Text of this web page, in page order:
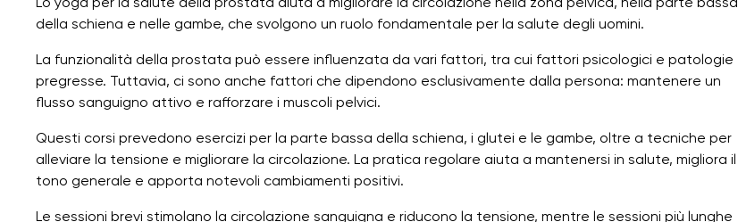
della schiena e nelle gambe, che svolgono un ruolo fondamentale per la salute degli uomini.
La funzionalità della prostata può essere influenzata da vari fattori, tra cui fattori psicologici e patologie
pregresse. Tuttavia, ci sono anche fattori che dipendono esclusivamente dalla persona: mantenere un
flusso sanguigno attivo e rafforzare i muscoli pelvici.
Questi corsi prevedono esercizi per la parte bassa della schiena, i glutei e le gambe, oltre a tecniche per
alleviare la tensione e migliorare la circolazione. La pratica regolare aiuta a mantenersi in salute, migliora il
tono generale e apporta notevoli cambiamenti positivi.
Le sessioni brevi stimolano la circolazione sanguigna e riducono la tensione, mentre le sessioni più lunghe